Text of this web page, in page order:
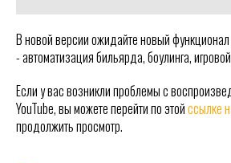
В новой версии ожидайте новый
- автоматизация бильярда, боулинга,
Если у вас возникли проблемы с
YouTube, вы можете перейти по этойссылке
продолжить просмотр.